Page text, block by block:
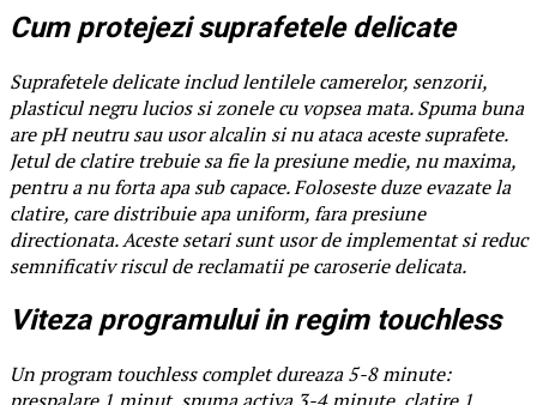
Cum protejezi suprafetele delicate
Suprafetele delicate includ lentilele camerelor, senzorii,
plasticul negru lucios si zonele cu vopsea mata. Spuma buna
are pH neutru sau usor alcalin si nu ataca aceste suprafete.
Jetul de clatire trebuie sa fie la presiune medie, nu maxima,
pentru a nu forta apa sub capace. Foloseste duze evazate la
clatire, care distribuie apa uniform, fara presiune
directionata. Aceste setari sunt usor de implementat si reduc
semnificativ riscul de reclamatii pe caroserie delicata.
Viteza programului in regim touchless
Un program touchless complet dureaza 5-8 minute: